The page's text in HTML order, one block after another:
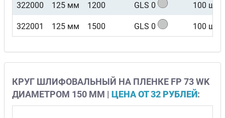
322000 125 мм 1200 GLS 0 100 шт
322001 125 мм 1500 GLS 0 100 шт
КРУГ ШЛИФОВАЛЬНЫЙ НА ПЛЕНКЕ FP 73 WK
ДИАМЕТРОМ 150 ММ | ЦЕНА ОТ 32 РУБЛЕЙ: